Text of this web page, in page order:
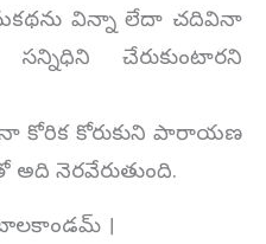
విన్నా లేదా చదివినా
చేరుకుంటారని
కోరిక కోరుకుని పారాయణ
అది నెరవేరుతుంది.
।